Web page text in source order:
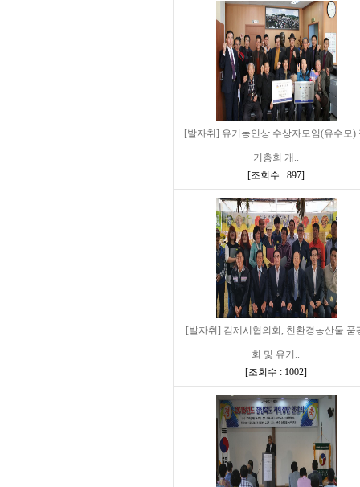
[발자취] 유기농인상 수상자모임(유수모)
기총회 개..
[조회수 : 897]
[발자취] 김제시협의회, 친환경농산물 품
회 및 유기..
[조회수 : 1002]